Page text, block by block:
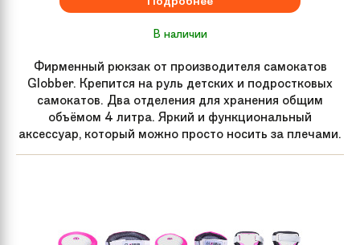
Материал доски Алюминий
Длина доски 10 см
Ширина доски 49 см
Материал
Алюминий, Хромомолибден
В наличии
Фирменный рюкзак от производителя самокатов
Globber. Крепится на руль детских и подростковых
самокатов. Два отделения для хранения общим
объёмом 4 литра. Яркий и функциональный
аксессуар, который можно просто носить за плечами.